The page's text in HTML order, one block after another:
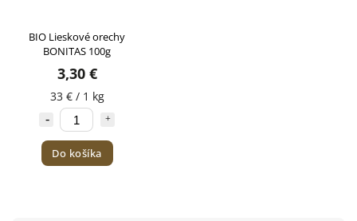
BIO Lieskové orechy
BONITAS 100g
3,30 €
33 € / 1 kg
Do košíka